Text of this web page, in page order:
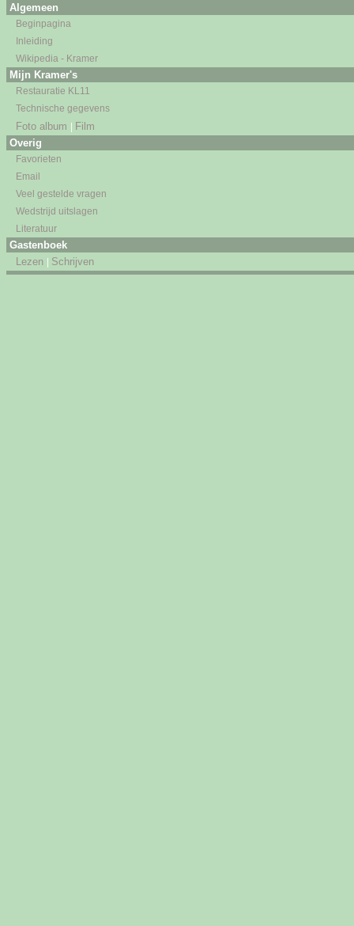
Algemeen
Beginpagina
Inleiding
Wikipedia - Kramer
Mijn Kramer's
Restauratie KL11
Technische gegevens
Foto album
Film
Overig
Favorieten
Email
Veel gestelde vragen
Wedstrijd uitslagen
Literatuur
Gastenboek
Lezen
Schrijven